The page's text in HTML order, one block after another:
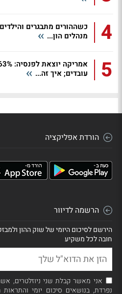
4
כשההורים מתבגרים
מנהלים הון...
5
עובדים; איך זה...
הורדת אפליקציה
הרשמה לדיוור
הירשם לסיכום היומי של שוק ההון
חובה לכל משקיע
אני מאשר קבלת שני ניוזלטרים,
נפרדת, בנושאים סיכום יומי והתראות